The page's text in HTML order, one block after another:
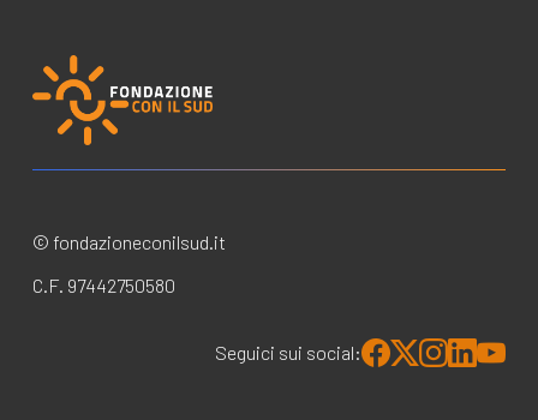
© fondazioneconilsud.it
C.F. 97442750580
Seguici sui social: